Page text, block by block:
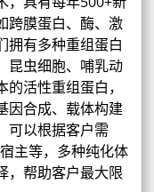
跨膜蛋白、酶、激
拥有多种重组蛋白
昆虫细胞、哺乳动
活性重组蛋白，
因合成、载体构建
可以根据客户需
主等，多种纯化体
，帮助客户最大限